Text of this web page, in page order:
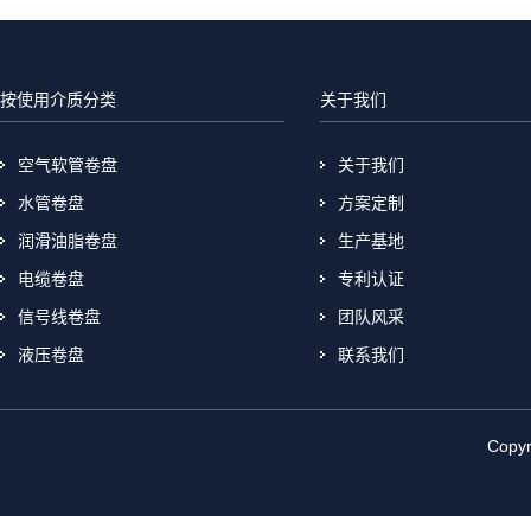
按使用介质分类
空气软管卷盘
水管卷盘
润滑油脂卷盘
电缆卷盘
信号线卷盘
液压卷盘
关于我们
关于我们
方案定制
生产基地
专利认证
团队风采
联系我们